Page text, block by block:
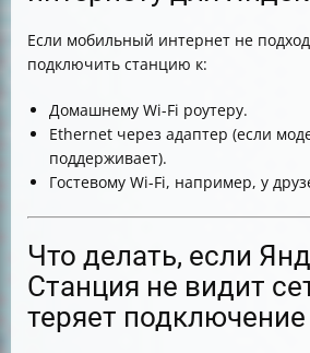
Если мобильный интернет не
подключить станцию к:
Домашнему Wi-Fi роутеру.
Ethernet через адаптер (если
поддерживает).
Гостевому Wi-Fi, например, у
Что делать, если
Станция не видит
теряет подключение